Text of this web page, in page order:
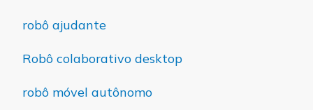
robô ajudante
Robô colaborativo desktop
robô móvel autônomo